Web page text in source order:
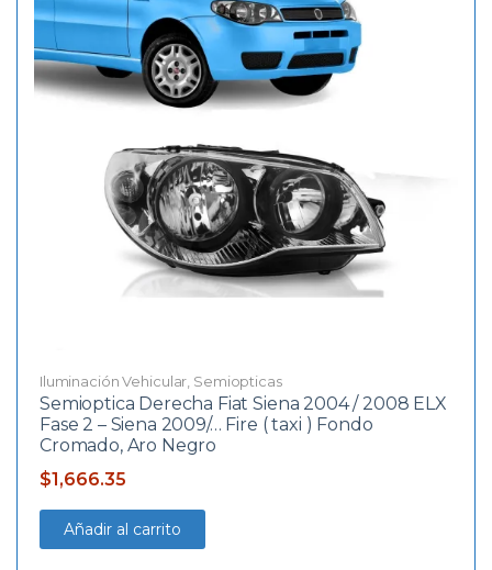
Iluminación Vehicular Semiopticas
Semioptica Derecha Fiat Siena 2004 / 2008 ELX
Fase 2 – Siena 2009/… Fire ( taxi ) Fondo
Cromado, Aro Negro
$1,666.35
Añadir al carrito